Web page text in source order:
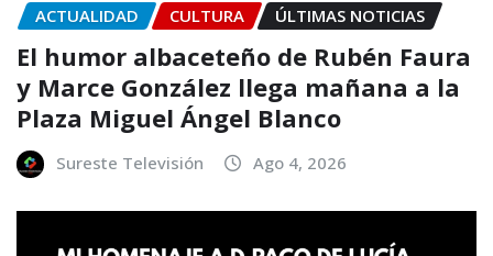
ACTUALIDAD CULTURA ÚLTIMAS NOTICIAS
El humor albaceteño de Rubén Faura
y Marce González llega mañana a la
Plaza Miguel Ángel Blanco
Sureste Televisión Ago 4, 2026